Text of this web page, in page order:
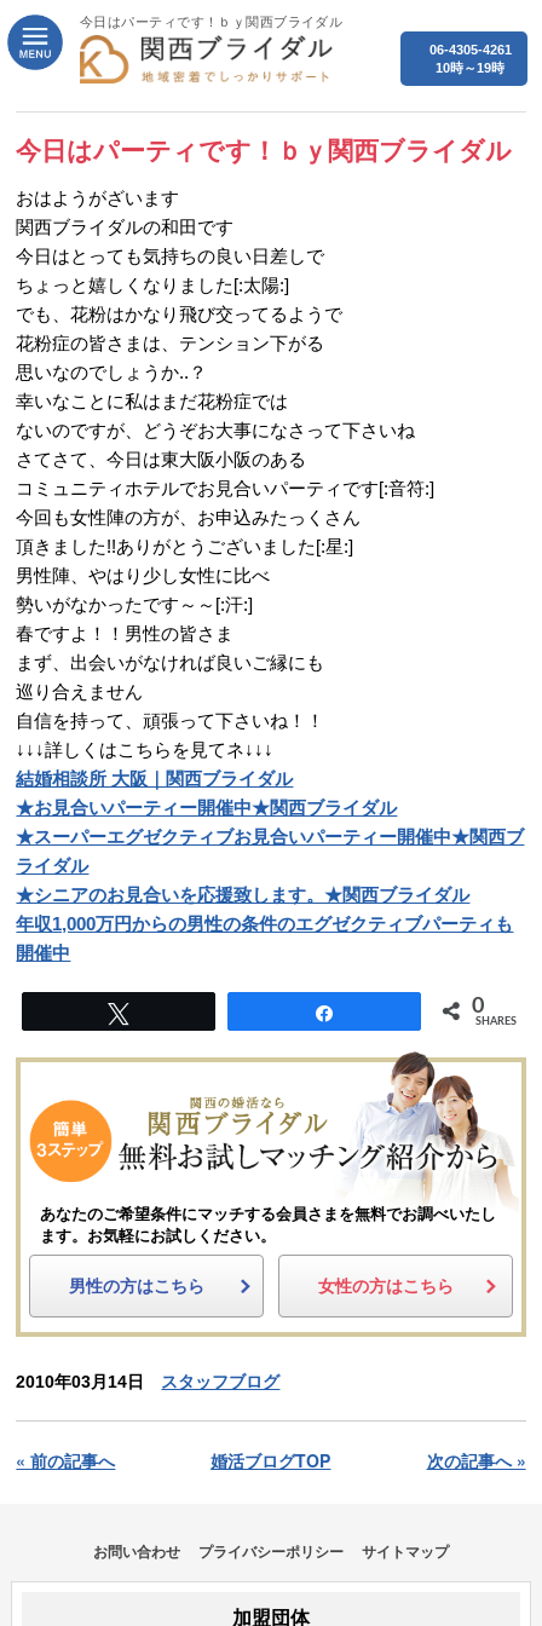
今日はパーティです！ｂｙ関西ブライダル
06-4305-4261
10時～19時
今日はパーティです！ｂｙ関西ブライダル
おはようがざいます
関西ブライダルの和田です
今日はとっても気持ちの良い日差しで
ちょっと嬉しくなりました[:太陽:]
でも、花粉はかなり飛び交ってるようで
花粉症の皆さまは、テンション下がる
思いなのでしょうか..？
幸いなことに私はまだ花粉症では
ないのですが、どうぞお大事になさって下さいね
さてさて、今日は東大阪小阪のある
コミュニティホテルでお見合いパーティです[:音符:]
今回も女性陣の方が、お申込みたっくさん
頂きました!!ありがとうございました[:星:]
男性陣、やはり少し女性に比べ
勢いがなかったです～～[:汗:]
春ですよ！！男性の皆さま
まず、出会いがなければ良いご縁にも
巡り合えません
自信を持って、頑張って下さいね！！
↓↓↓詳しくはこちらを見てネ↓↓↓
結婚相談所 大阪｜関西ブライダル
★お見合いパーティー開催中★関西ブライダル
★スーパーエグゼクティブお見合いパーティー開催中★関西ブ
ライダル
★シニアのお見合いを応援致します。★関西ブライダル
年収1,000万円からの男性の条件のエグゼクティブパーティも
開催中
0
SHARES
あなたのご希望条件にマッチする会員さまを無料でお調べいたし
ます。
お気軽にお試しください。
男性の方はこちら 女性の方はこちら
2010年03月14日 スタッフブログ
« 前の記事へ 婚活ブログTOP 次の記事へ »
お問い合わせ プライバシーポリシー サイトマップ
加盟団体